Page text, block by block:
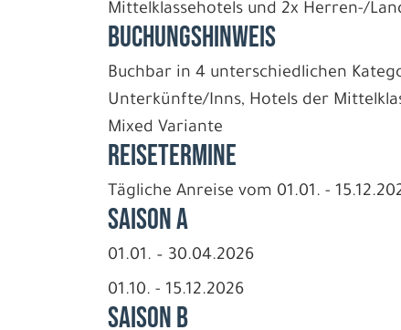
Mittelklassehotels und 2x Herren-/
BUCHUNGSHINWEIS
Buchbar in 4 unterschiedlichen
Unterkünfte/Inns, Hotels der
Mixed Variante
REISETERMINE
Tägliche Anreise vom 01.01. -
Saison A
01.01. – 30.04.2026
01.10. - 15.12.2026
Saison B